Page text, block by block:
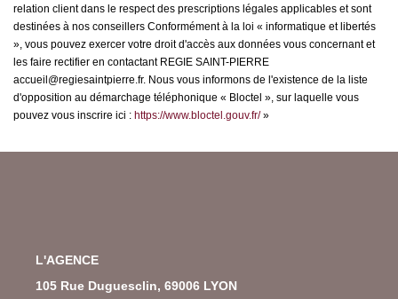
relation client dans le respect des prescriptions légales applicables et sont
destinées à nos conseillers Conformément à la loi « informatique et libertés
», vous pouvez exercer votre droit d'accès aux données vous concernant et
les faire rectifier en contactant REGIE SAINT-PIERRE
accueil@regiesaintpierre.fr. Nous vous informons de l'existence de la liste
d'opposition au démarchage téléphonique « Bloctel », sur laquelle vous
pouvez vous inscrire ici : https://www.bloctel.gouv.fr/»
L'AGENCE
105 Rue Duguesclin, 69006 LYON